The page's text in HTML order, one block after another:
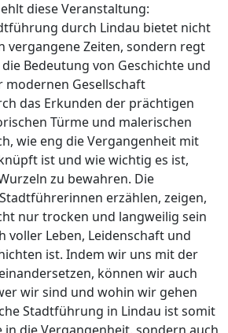
diese Veranstaltung:
durch Lindau bietet nicht
vergangene Zeiten, sondern regt
Bedeutung von Geschichte und
modernen Gesellschaft
das Erkunden der prächtigen
Türme und malerischen
wie eng die Vergangenheit mit
ist und wie wichtig es ist,
zu bewahren. Die
erzählen, zeigen,
nur trocken und langweilig sein
voller Leben, Leidenschaft und
ist. Indem wir uns mit der
können wir auch
wir sind und wohin wir gehen
Stadtführung in Lindau ist somit